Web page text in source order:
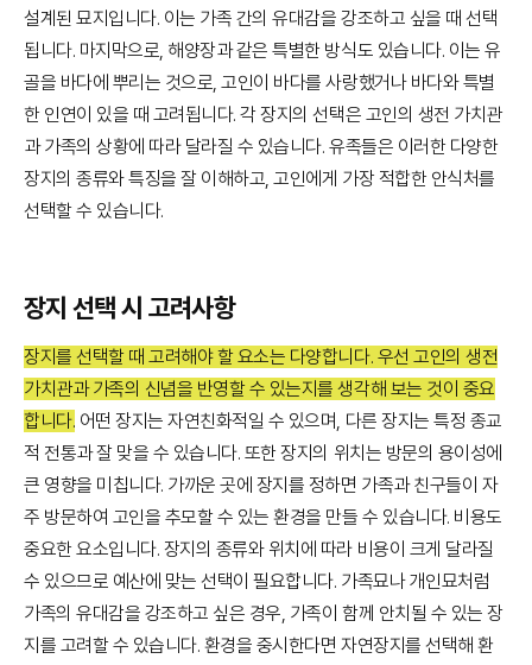
설계된 묘지입니다. 이는 가족 간의 유대감을 강조하고 싶을 때 선택
됩니다. 마지막으로, 해양장과 같은 특별한 방식도 있습니다. 이는 유
골을 바다에 뿌리는 것으로, 고인이 바다를 사랑했거나 바다와 특별
한 인연이 있을 때 고려됩니다. 각 장지의 선택은 고인의 생전 가치관
과 가족의 상황에 따라 달라질 수 있습니다. 유족들은 이러한 다양한
장지의 종류와 특징을 잘 이해하고, 고인에게 가장 적합한 안식처를
선택할 수 있습니다.
장지 선택 시 고려사항
장지를 선택할 때 고려해야 할 요소는 다양합니다. 우선 고인의 생전
가치관과 가족의 신념을 반영할 수 있는지를 생각해 보는 것이 중요
합니다. 어떤 장지는 자연친화적일 수 있으며, 다른 장지는 특정 종교
적 전통과 잘 맞을 수 있습니다. 또한 장지의 위치는 방문의 용이성에
큰 영향을 미칩니다. 가까운 곳에 장지를 정하면 가족과 친구들이 자
주 방문하여 고인을 추모할 수 있는 환경을 만들 수 있습니다. 비용도
중요한 요소입니다. 장지의 종류와 위치에 따라 비용이 크게 달라질
수 있으므로 예산에 맞는 선택이 필요합니다. 가족묘나 개인묘처럼
가족의 유대감을 강조하고 싶은 경우, 가족이 함께 안치될 수 있는 장
지를 고려할 수 있습니다. 환경을 중시한다면 자연장지를 선택해 환